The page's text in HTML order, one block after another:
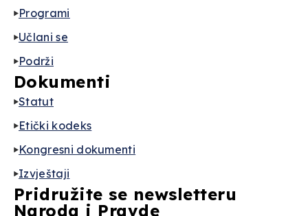
Programi
Učlani se
Podrži
Dokumenti
Statut
Etički kodeks
Kongresni dokumenti
Izvještaji
Pridružite se newsletteru
Naroda i Pravde